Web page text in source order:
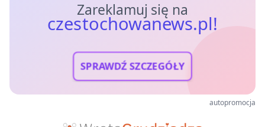
Zareklamuj się na
czestochowanews.pl!
SPRAWDŹ SZCZEGÓŁY
autopromocja